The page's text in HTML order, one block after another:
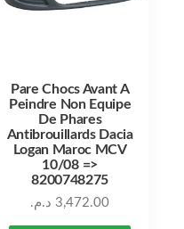
Pare Chocs Avant A
Peindre Non Equipe
De Phares
Antibrouillards Dacia
Logan Maroc MCV
10/08 =>
8200748275
3,472.00 د.م.